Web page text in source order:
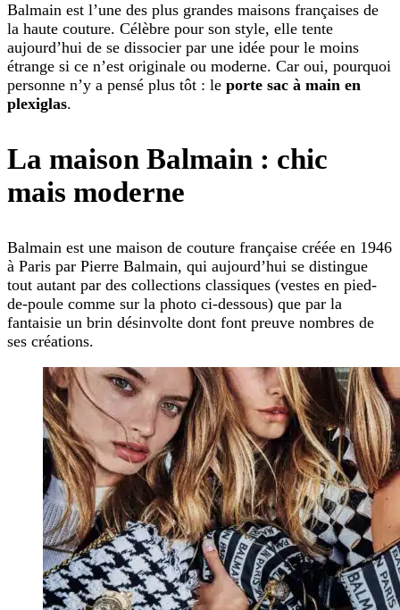
Balmain est l’une des plus grandes maisons françaises de
la haute couture. Célèbre pour son style, elle tente
aujourd’hui de se dissocier par une idée pour le moins
étrange si ce n’est originale ou moderne. Car oui, pourquoi
personne n’y a pensé plus tôt : le porte sac à main en
plexiglas.
La maison Balmain : chic
mais moderne
Balmain est une maison de couture française créée en 1946
à Paris par Pierre Balmain, qui aujourd’hui se distingue
tout autant par des collections classiques (vestes en pied-
de-poule comme sur la photo ci-dessous) que par la
fantaisie un brin désinvolte dont font preuve nombres de
ses créations.